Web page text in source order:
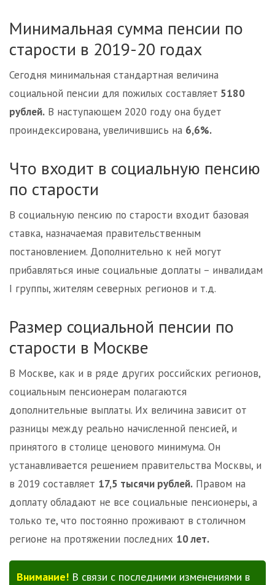
Минимальная сумма пенсии по
старости в 2019-20 годах
Сегодня минимальная стандартная величина
социальной пенсии для пожилых составляет 5180
рублей. В наступающем 2020 году она будет
проиндексирована, увеличившись на 6,6%.
Что входит в социальную пенсию
по старости
В социальную пенсию по старости входит базовая
ставка, назначаемая правительственным
постановлением. Дополнительно к ней могут
прибавляться иные социальные доплаты – инвалидам
I группы, жителям северных регионов и т.д.
Размер социальной пенсии по
старости в Москве
В Москве, как и в ряде других российских регионов,
социальным пенсионерам полагаются
дополнительные выплаты. Их величина зависит от
разницы между реально начисленной пенсией, и
принятого в столице ценового минимума. Он
устанавливается решением правительства Москвы, и
в 2019 составляет 17,5 тысячи рублей. Правом на
доплату обладают не все социальные пенсионеры, а
только те, что постоянно проживают в столичном
регионе на протяжении последних 10 лет.
Внимание! В связи с последними изменениями в